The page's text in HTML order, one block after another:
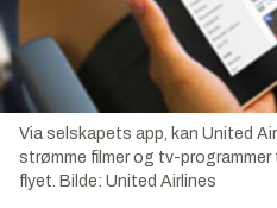
Via selskapets app, kan United
strømme filmer og tv-
flyet. Bilde: United Airlines